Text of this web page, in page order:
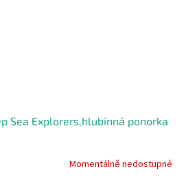
Sea Explorers,hlubinná ponorka
Momentálně nedostupné